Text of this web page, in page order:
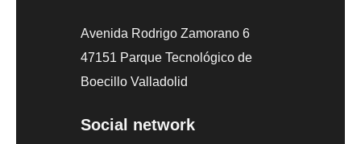
Avenida Rodrigo Zamorano 6
47151 Parque Tecnológico de
Boecillo Valladolid
Social network